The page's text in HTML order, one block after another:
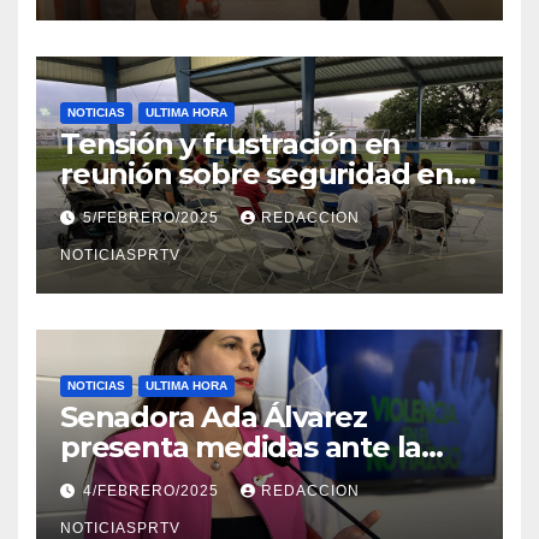
NOTICIAS ULTIMA HORA
Tensión y frustración en
reunión sobre seguridad en
Reparto Metropolitano
5/FEBRERO/2025 REDACCION
NOTICIASPRTV
NOTICIAS ULTIMA HORA
Senadora Ada Álvarez
presenta medidas ante la
violencia en el noviazgo
4/FEBRERO/2025 REDACCION
NOTICIASPRTV